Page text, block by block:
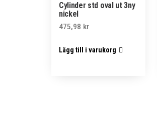
Cylinder std oval ut 3ny
nickel
475,98 kr
Lägg till i varukorg